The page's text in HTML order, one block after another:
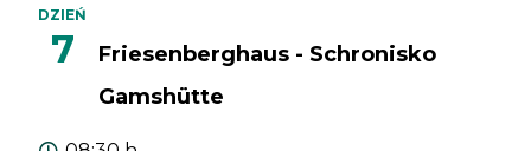
DZIEŃ
7
Friesenberghaus - Schronisko
Gamshütte